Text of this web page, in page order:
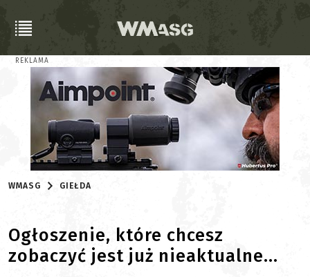
REKLAMA
WMASG GIEŁDA
Ogłoszenie, które chcesz
zobaczyć jest już nieaktualne...